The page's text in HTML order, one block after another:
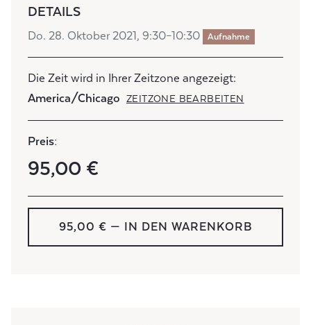
DETAILS
Do. 28. Oktober 2021, 9:30–10:30 Aufnahme
Die Zeit wird in Ihrer Zeitzone angezeigt:
America/Chicago
ZEITZONE BEARBEITEN
Preis:
95,00 €
95,00 € — IN DEN WARENKORB